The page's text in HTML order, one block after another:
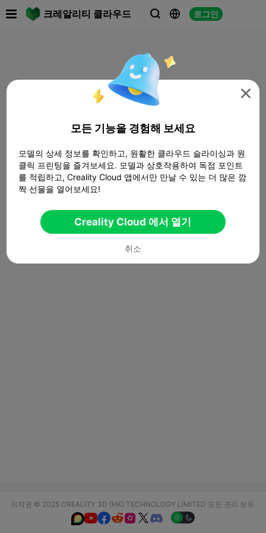
크레알리티 클라우드   로그인
저작권 © 2025 CREALITY 3D (HK) TECHNOLOGY LIMITED 모든 권리 보유.
  

모든 기능을 경험해 보세요
모델의 상세 정보를 확인하고, 원활한 클라우드 슬라이싱과 원
클릭 프린팅을 즐겨보세요. 모델과 상호작용하여 독점 포인트
를 적립하고, Creality Cloud 앱에서만 만날 수 있는 더 많은 깜
짝 선물을 열어보세요!
Creality Cloud 에서 열기
취소